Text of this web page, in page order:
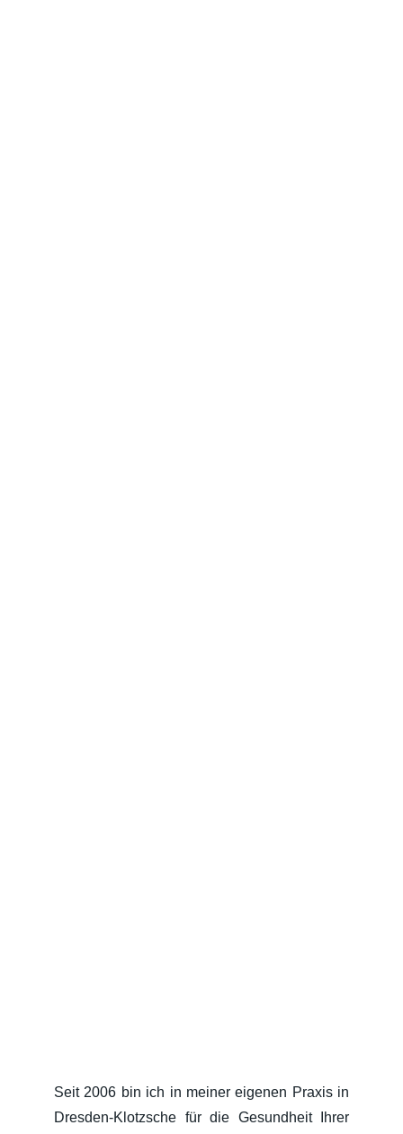
Seit 2006 bin ich in meiner eigenen Praxis in
Dresden-Klotzsche für die Gesundheit Ihrer